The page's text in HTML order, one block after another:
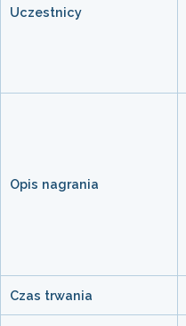
Uczestnicy
Opis nagrania
Czas trwania